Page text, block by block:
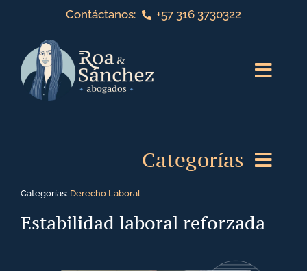
al
contenido
Contáctanos: +57 316 3730322
Servicios jurídicos
Categorías
Derecho de Familia
Categorías: Derecho Laboral
Estabilidad laboral reforzada